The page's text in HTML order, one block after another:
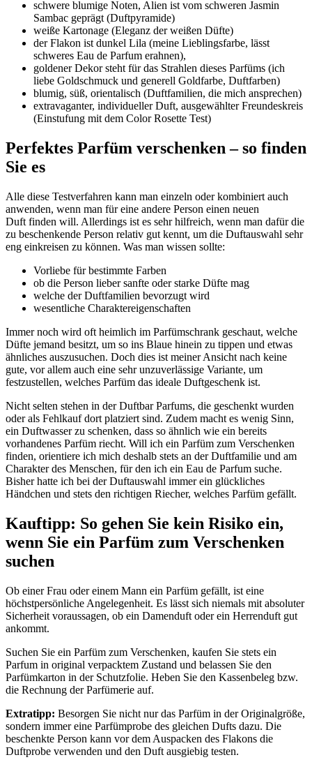
schwere blumige Noten, Alien ist vom schweren Jasmin
Sambac geprägt (Duftpyramide)
weiße Kartonage (Eleganz der weißen Düfte)
der Flakon ist dunkel Lila (meine Lieblingsfarbe, lässt
schweres Eau de Parfum erahnen),
goldener Dekor steht für das Strahlen dieses Parfüms (ich
liebe Goldschmuck und generell Goldfarbe, Duftfarben)
blumig, süß, orientalisch (Duftfamilien, die mich ansprechen)
extravaganter, individueller Duft, ausgewählter Freundeskreis
(Einstufung mit dem Color Rosette Test)
Perfektes Parfüm verschenken – so finden
Sie es
Alle diese Testverfahren kann man einzeln oder kombiniert auch
anwenden, wenn man für eine andere Person einen neuen
Duft finden will. Allerdings ist es sehr hilfreich, wenn man dafür die
zu beschenkende Person relativ gut kennt, um die Duftauswahl sehr
eng einkreisen zu können. Was man wissen sollte:
Vorliebe für bestimmte Farben
ob die Person lieber sanfte oder starke Düfte mag
welche der Duftfamilien bevorzugt wird
wesentliche Charaktereigenschaften
Immer noch wird oft heimlich im Parfümschrank geschaut, welche
Düfte jemand besitzt, um so ins Blaue hinein zu tippen und etwas
ähnliches auszusuchen. Doch dies ist meiner Ansicht nach keine
gute, vor allem auch eine sehr unzuverlässige Variante, um
festzustellen, welches Parfüm das ideale Duftgeschenk ist.
Nicht selten stehen in der Duftbar Parfums, die geschenkt wurden
oder als Fehlkauf dort platziert sind. Zudem macht es wenig Sinn,
ein Duftwasser zu schenken, dass so ähnlich wie ein bereits
vorhandenes Parfüm riecht. Will ich ein Parfüm zum Verschenken
finden, orientiere ich mich deshalb stets an der Duftfamilie und am
Charakter des Menschen, für den ich ein Eau de Parfum suche.
Bisher hatte ich bei der Duftauswahl immer ein glückliches
Händchen und stets den richtigen Riecher, welches Parfüm gefällt.
Kauftipp: So gehen Sie kein Risiko ein,
wenn Sie ein Parfüm zum Verschenken
suchen
Ob einer Frau oder einem Mann ein Parfüm gefällt, ist eine
höchstpersönliche Angelegenheit. Es lässt sich niemals mit absoluter
Sicherheit voraussagen, ob ein Damenduft oder ein Herrenduft gut
ankommt.
Suchen Sie ein Parfüm zum Verschenken, kaufen Sie stets ein
Parfum in original verpacktem Zustand und belassen Sie den
Parfümkarton in der Schutzfolie. Heben Sie den Kassenbeleg bzw.
die Rechnung der Parfümerie auf.
Extratipp: Besorgen Sie nicht nur das Parfüm in der Originalgröße,
sondern immer eine Parfümprobe des gleichen Dufts dazu. Die
beschenkte Person kann vor dem Auspacken des Flakons die
Duftprobe verwenden und den Duft ausgiebig testen.